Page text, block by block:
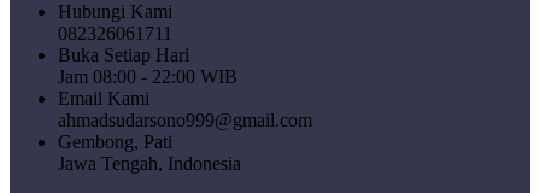
Hubungi Kami
082326061711
Buka Setiap Hari
Jam 08:00 - 22:00 WIB
Email Kami
ahmadsudarsono999@gmail.com
Gembong, Pati
Jawa Tengah, Indonesia